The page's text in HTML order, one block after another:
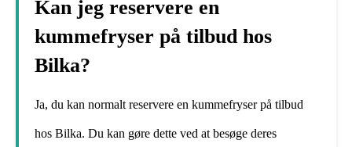
Kan jeg reservere en
kummefryser på tilbud hos
Bilka?
Ja, du kan normalt reservere en kummefryser på tilbud
hos Bilka. Du kan gøre dette ved at besøge deres